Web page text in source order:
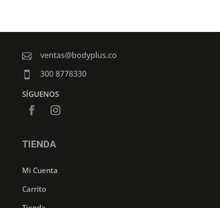
 ventas@bodyplus.co
 300 8778330
SÍGUENOS
TIENDA
Mi Cuenta
Carrito